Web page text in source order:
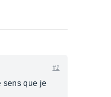
#1
sens que je